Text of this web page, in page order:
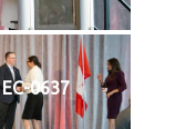
EC-0637